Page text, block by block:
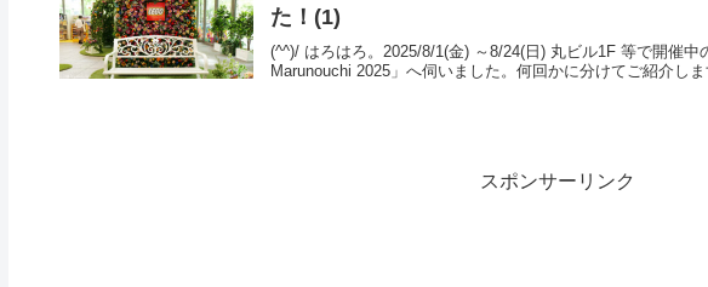
た！(1)
(^^)/ はろはろ。2025/8/1(金) ～8/24(日) 丸ビル1F 等で開催
Marunouchi 2025」へ伺いました。何回かに分けてご紹介し
スポンサーリンク